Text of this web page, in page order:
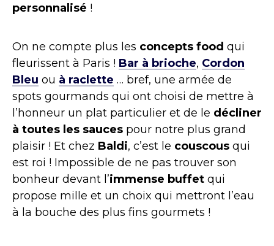
personnalisé !
On ne compte plus les concepts food qui
fleurissent à Paris ! Bar à brioche, Cordon
Bleu ou à raclette … bref, une armée de
spots gourmands qui ont choisi de mettre à
l’honneur un plat particulier et de le décliner
à toutes les sauces pour notre plus grand
plaisir ! Et chez Baldi, c’est le couscous qui
est roi ! Impossible de ne pas trouver son
bonheur devant l’immense buffet qui
propose mille et un choix qui mettront l’eau
à la bouche des plus fins gourmets !